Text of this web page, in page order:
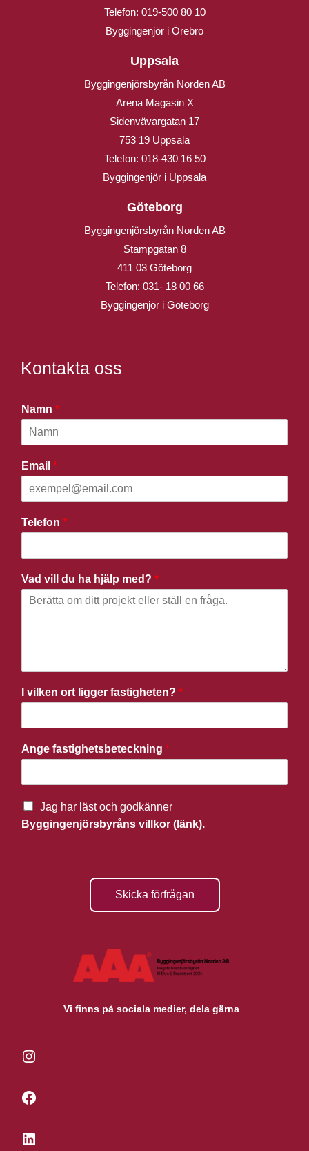
Telefon: 019-500 80 10
Byggingenjör i Örebro
Uppsala
Byggingenjörsbyrån Norden AB
Arena Magasin X
Sidenvävargatan 17
753 19 Uppsala
Telefon: 018-430 16 50
Byggingenjör i Uppsala
Göteborg
Byggingenjörsbyrån Norden AB
Stampgatan 8
411 03 Göteborg
Telefon: 031- 18 00 66
Byggingenjör i Göteborg
Kontakta oss
Namn *
Email *
Telefon *
Vad vill du ha hjälp med? *
I vilken ort ligger fastigheten? *
Ange fastighetsbeteckning *
Jag har läst och godkänner
Byggingenjörsbyråns villkor (länk).
Skicka förfrågan
Vi finns på sociala medier, dela gärna
Instagram
Facebook
LinkedIn